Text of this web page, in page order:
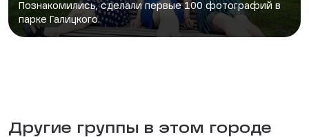
Познакомились, сделали первые 100 фотографий в
парке Галицкого.
Другие группы в этом городе